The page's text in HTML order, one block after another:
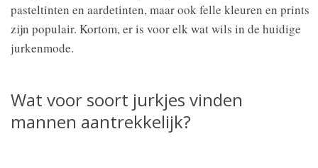
pasteltinten en aardetinten, maar ook felle kleuren en prints
zijn populair. Kortom, er is voor elk wat wils in de huidige
jurkenmode.
Wat voor soort jurkjes vinden
mannen aantrekkelijk?